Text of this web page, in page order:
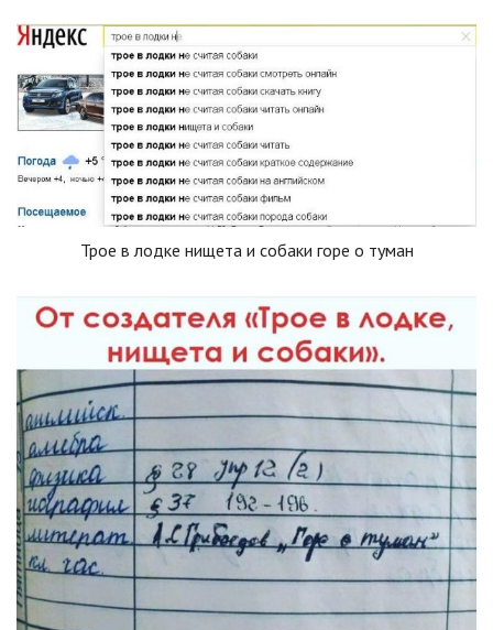
Трое в лодке нищета и собаки горе о туман